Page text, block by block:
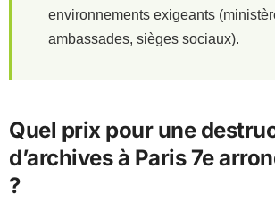
environnements exigeants
ambassades, sièges sociaux).
Quel prix pour une
d’archives à Paris 7e
?